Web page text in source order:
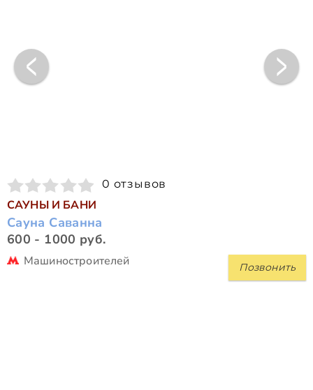
0 отзывов
САУНЫ И БАНИ
Сауна Саванна
600 - 1000 руб.
Позвонить
Машиностроителей